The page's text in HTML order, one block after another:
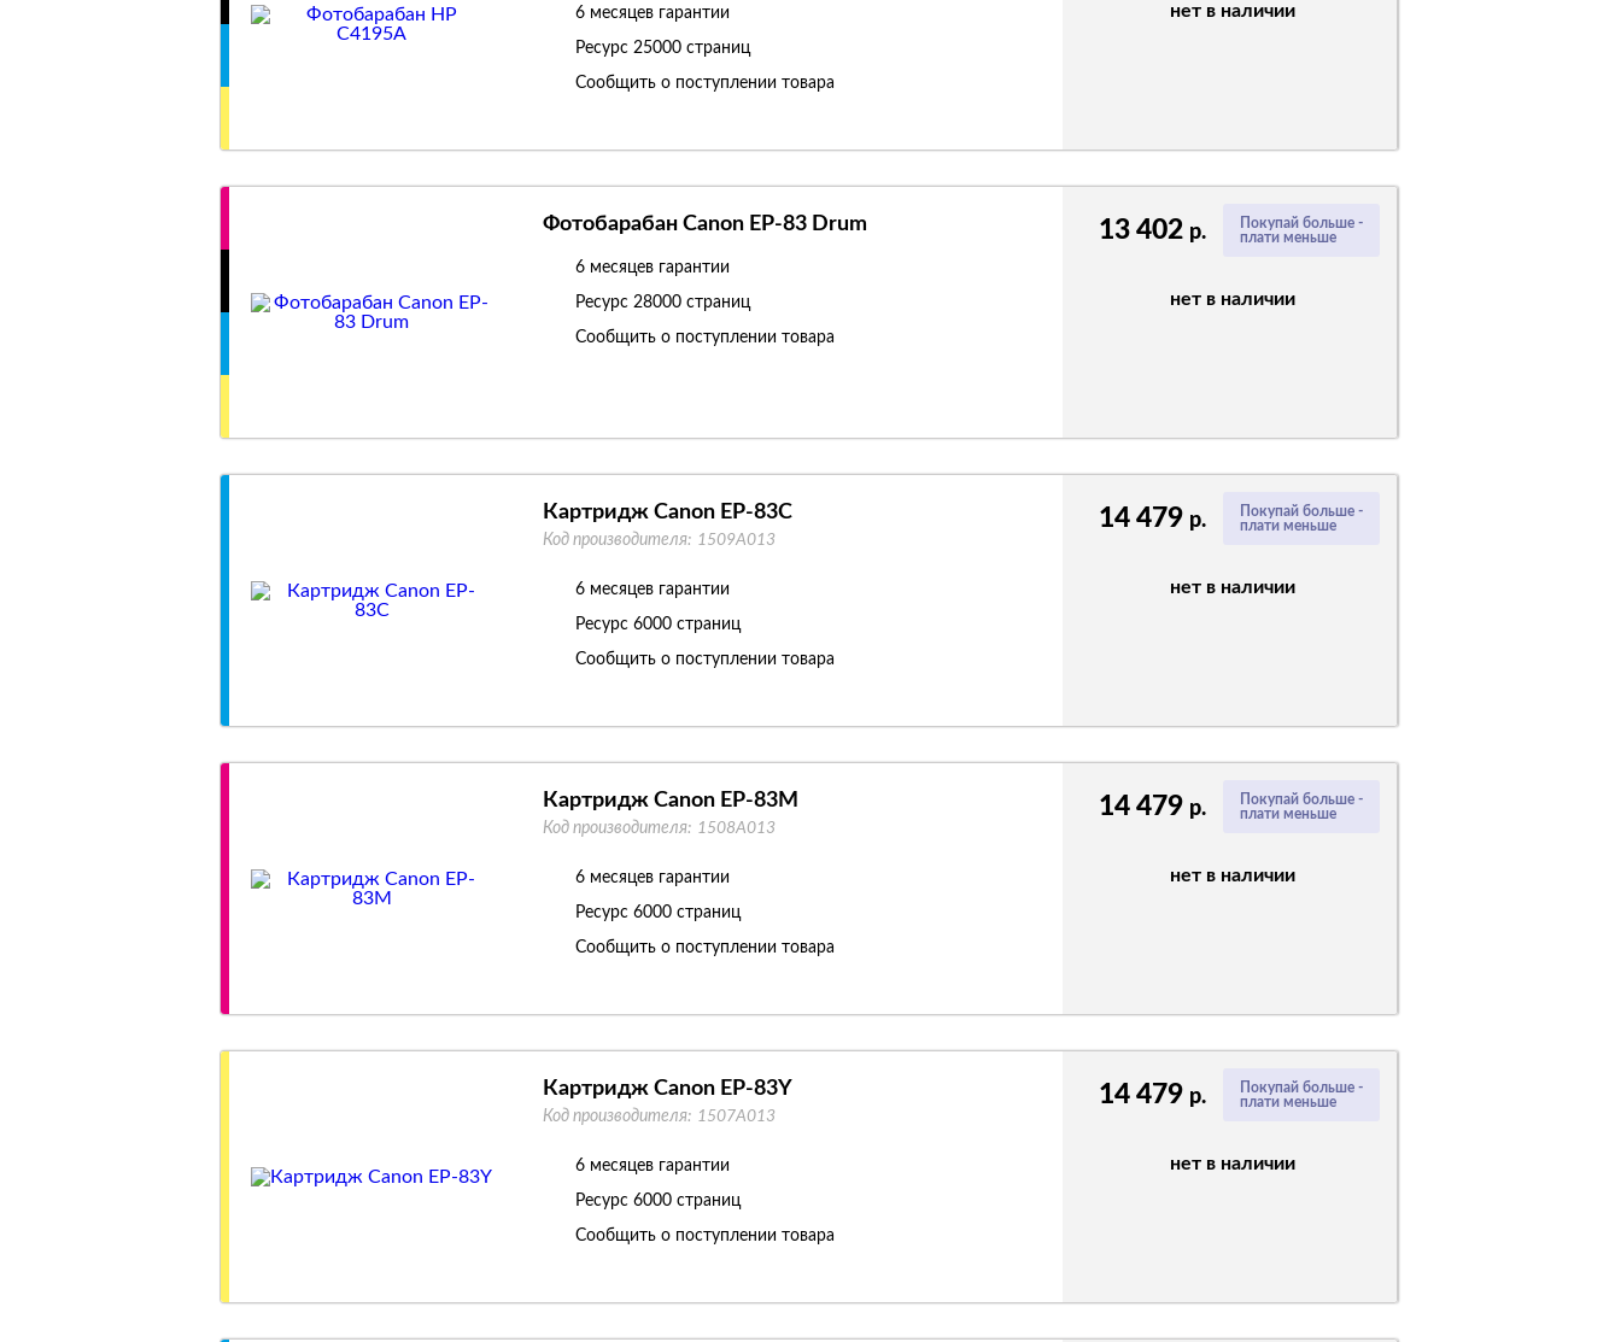
нет в наличии
6 месяцев гарантии
Ресурс 25000 страниц
Сообщить о поступлении товара
Покупай больше -
плати меньше
13 402 р.
нет в наличии
Фотобарабан Canon EP-83 Drum
6 месяцев гарантии
Ресурс 28000 страниц
Сообщить о поступлении товара
Покупай больше -
плати меньше
14 479 р.
нет в наличии
Картридж Canon EP-83C
Код производителя: 1509A013
6 месяцев гарантии
Ресурс 6000 страниц
Сообщить о поступлении товара
Покупай больше -
плати меньше
14 479 р.
нет в наличии
Картридж Canon EP-83M
Код производителя: 1508A013
6 месяцев гарантии
Ресурс 6000 страниц
Сообщить о поступлении товара
Покупай больше -
плати меньше
14 479 р.
нет в наличии
Картридж Canon EP-83Y
Код производителя: 1507A013
6 месяцев гарантии
Ресурс 6000 страниц
Сообщить о поступлении товара